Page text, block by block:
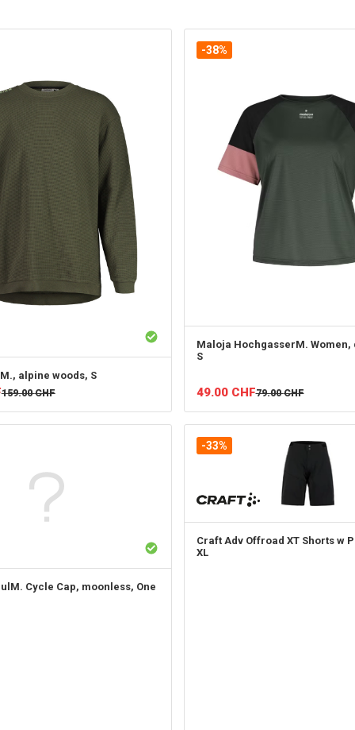
alpine woods, S
159.00 CHF
-38%
Maloja HochgasserM. Women,
S
49.00 CHF79.00 CHF
Cycle Cap, moonless, One
-33%
Craft Adv Offroad XT Shorts w
XL